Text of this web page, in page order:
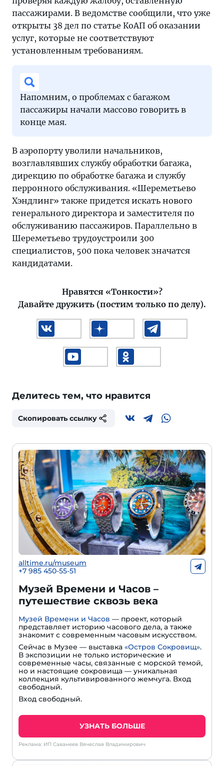
пассажирами. В ведомстве сообщили, что уже
открыты 38 дел по статье КоАП об оказании
услуг, которые не соответствуют
установленным требованиям.
Напомним, о проблемах с багажом
пассажиры начали массово говорить в
конце мая.
В аэропорту уволили начальников,
возглавлявших службу обработки багажа,
дирекцию по обработке багажа и службу
перронного обслуживания. «Шереметьево
Хэндлинг» также придется искать нового
генерального директора и заместителя по
обслуживанию пассажиров. Параллельно в
Шереметьево трудоустроили 300
специалистов, 500 пока человек значатся
кандидатами.
Нравятся «Тонкости»?
Давайте дружить (постим только по делу).
Делитесь тем, что нравится
Скопировать ссылку
alltime.ru/museum
+7 985 450-55-51
Музей Времени и Часов –
путешествие сквозь века
Музей Времени и Часов — проект, который
представляет историю часового дела, а также
знакомит с современным часовым искусством.
Сейчас в Музее — выставка «Остров Сокровищ».
В экспозиции не только исторические и
современные часы, связанные с морской темой,
но и настоящие сокровища — уникальная
коллекция культивированного жемчуга. Вход
свободный.
Вход свободный.
УЗНАТЬ БОЛЬШЕ
Реклама: ИП Саванеев Вячеслав Владимирович